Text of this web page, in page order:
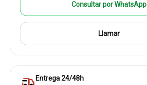
Consultar por WhatsApp
Llamar
Entrega 24/48h